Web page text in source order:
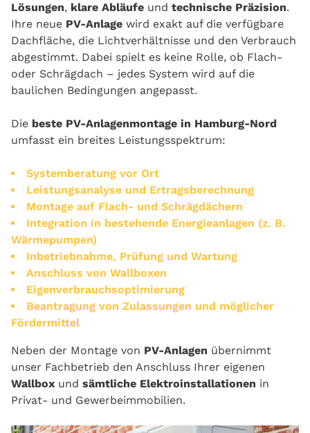
Lösungen, klare Abläufe und technische Präzision.
Ihre neue PV-Anlage wird exakt auf die verfügbare
Dachfläche, die Lichtverhältnisse und den Verbrauch
abgestimmt. Dabei spielt es keine Rolle, ob Flach-
oder Schrägdach – jedes System wird auf die
baulichen Bedingungen angepasst.
Die beste PV-Anlagenmontage in Hamburg-Nord
umfasst ein breites Leistungsspektrum:
Systemberatung vor Ort
Leistungsanalyse und Ertragsberechnung
Montage auf Flach- und Schrägdächern
Integration in bestehende Energieanlagen (z. B.
Wärmepumpen)
Inbetriebnahme, Prüfung und Wartung
Anschluss von Wallboxen
Eigenverbrauchsoptimierung
Beantragung von Zulassungen und möglicher
Fördermittel
Neben der Montage von PV-Anlagen übernimmt
unser Fachbetrieb den Anschluss Ihrer eigenen
Wallbox und sämtliche Elektroinstallationen in
Privat- und Gewerbeimmobilien.